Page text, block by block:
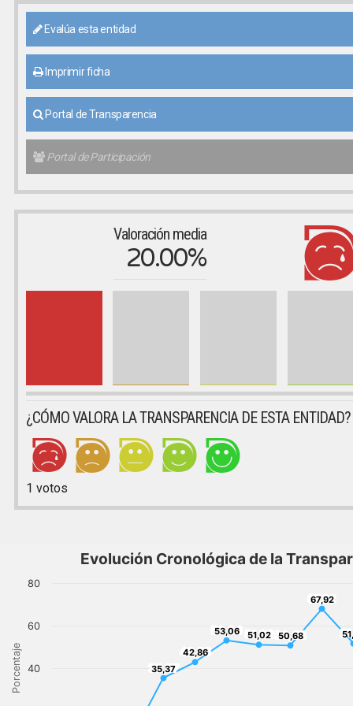
Evalúa esta entidad
Imprimir ficha
Portal de Transparencia
Portal de Participación
Valoración media
20.00%
¿CÓMO VALORA LA TRANSPARENCIA DE ESTA ENTIDAD?
1 votos
Porcentaje
Evolución Cronológica de la
35,37
35,37
42,86
42,86
53,06
53,06 51,02
51,02 50,68
50,68
67,92
67,92
40
60
80